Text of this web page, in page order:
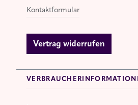
Kontaktformular
Vertrag widerrufen